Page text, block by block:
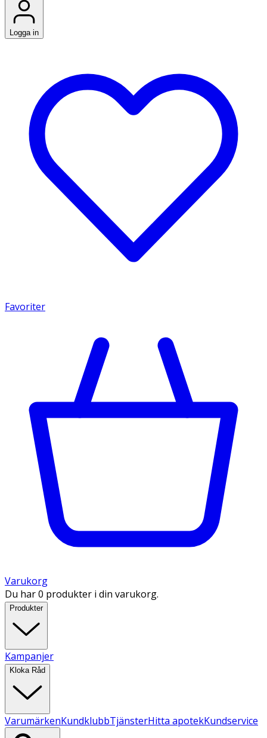
Logga in
Favoriter
Varukorg
Du har 0 produkter i din varukorg.
Produkter
Kampanjer
Kloka Råd
VarumärkenKundklubbTjänsterHitta apotekKundservice